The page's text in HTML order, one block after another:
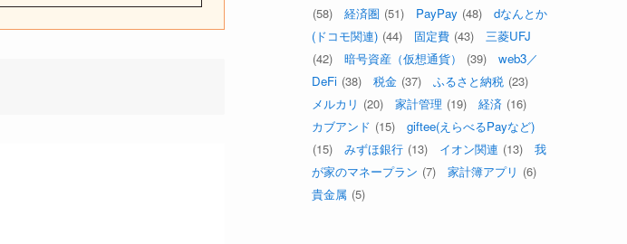
(58)
経済圏 (51) PayPay (48)
dなんとか
(ドコモ関連) (44) 固定費 (43)
三菱UFJ
(42)
暗号資産（仮想通貨） (39)
web3／
DeFi (38) 税金 (37) ふるさと納税 (23)
メルカリ (20) 家計管理 (19) 経済 (16)
カブアンド (15)
giftee(えらべるPayなど)
(15)
みずほ銀行 (13) イオン関連 (13)
我
が家のマネープラン (7) 家計簿アプリ (6)
貴金属 (5)